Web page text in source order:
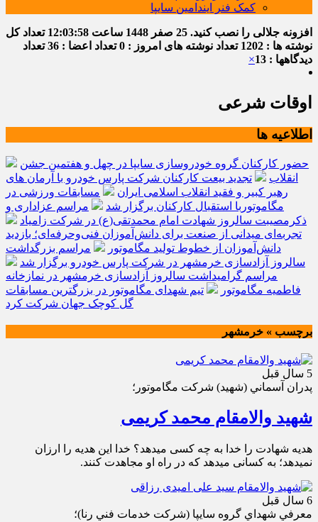
کمک فنر ایندامین سایپا
افزونه جلالی را نصب کنید. 25 صفر 1448 ساعت 12:03:58 تعداد کل
نوشته ها : 1202
تعداد نوشته های امروز : 0 تعداد اعضا : 36
تعداد
دیدگاهها : 13
×
اوقات شرعی
اطلاعیه ها
حضور کارکنان گروه خودروسازی سایپا در چهل و هفتمین جشن
انقلاب
تجدید بیعت کارکنان شرکت پارس خودرو با آرمان های
رهبر کبیر و فقید انقلاب اسلامی ایران
مسابقات ورزشی در
مگاموتوربا استقبال کارکنان برگزار شد
مراسم عزاداری و
ذکرمصیبت سالروز شهادت امام محمدتقی(ع) در شرکت زامیاد
تجربه‌ای میدانی از صنعت برای دانش‌آموزان فنی‌وحرفه‌ای؛ بازدید
دانش‌آموزان از خطوط تولید مگاموتور
مراسم بزرگداشت
سالروز آزادسازی خرمشهر در شرکت پارس خودرو برگزار شد
مراسم گرامیداشت سالروز آزادسازی خرمشهر در نمازخانه
فاطمیه مگاموتور
تیم شهدای مگاموتور در بزرگترین مسابقات
گل کوچک جهان شرکت کرد
برچسب » خرمشهر
5 سال قبل
پدران آسماني (شهيد) شركت مگاموتور؛
شهید والامقام محمد کریمی
هدیه شهادت را خدا به چه کسی میدهد؟ خدا این هدیه را ارزان
نمیدهد؛ به کسانی میدهد که در راه او مجاهدت کنند.
6 سال قبل
معرفي شهداي گروه سايپا (شركت خدمات فني رنا)؛